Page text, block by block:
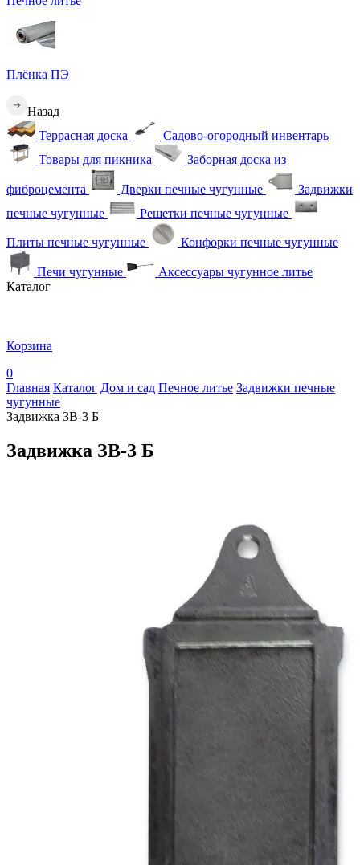
Плёнка ПЭ
Назад
Террасная доска
Садово-огородный инвентарь
Товары для пикника
Заборная доска из
фиброцемента Дверки печные чугунные
Задвижки
печные чугунные
Решетки печные чугунные
Плиты печные чугунные Конфорки печные чугунные
Печи чугунные
Аксессуары чугунное литье
Каталог
Корзина
0
Главная Каталог Дом и сад Печное литье Задвижки печные
чугунные
Задвижка ЗВ-3 Б
Задвижка ЗВ-3 Б